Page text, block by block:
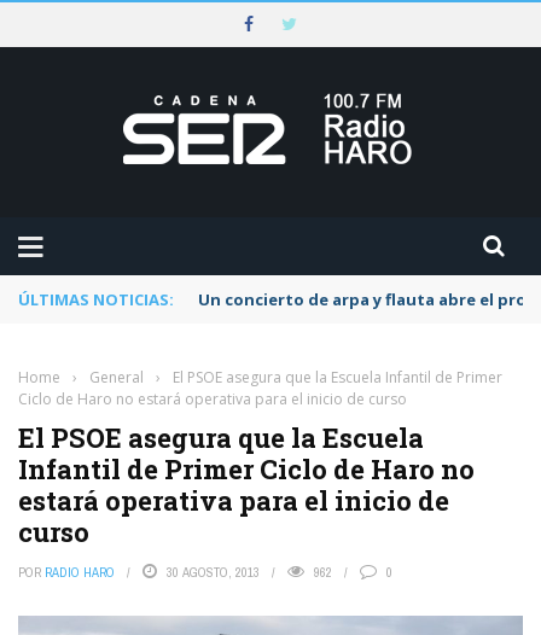
ÚLTIMAS NOTICIAS: Un concierto de arpa y flauta abre el
Home › General ›
El PSOE asegura que la Escuela Infantil de Primer
Ciclo de Haro no estará operativa para el inicio de curso
El PSOE asegura que la Escuela
Infantil de Primer Ciclo de Haro no
estará operativa para el inicio de
curso
POR RADIO HARO 30 AGOSTO, 2013 962 0